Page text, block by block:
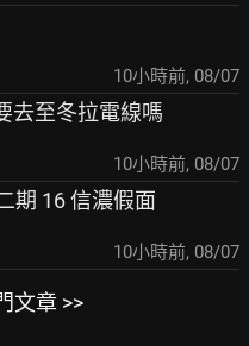
10小時前, 08/07
去至冬拉電線嗎
10小時前, 08/07
期 16 信濃假面
10小時前, 08/07
文章 >>